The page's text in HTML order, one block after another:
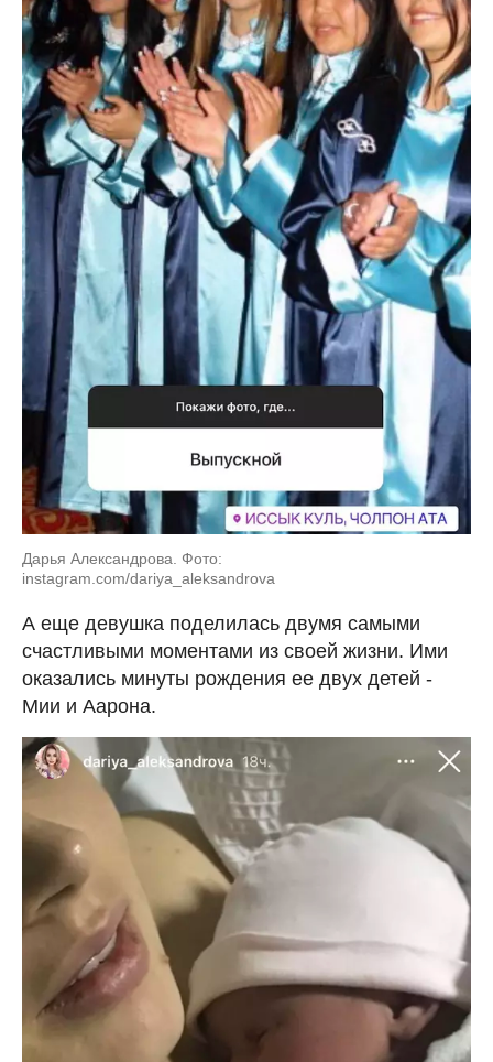
Дарья Александрова. Фото:
instagram.com/dariya_aleksandrova
А еще девушка поделилась двумя самыми
счастливыми моментами из своей жизни. Ими
оказались минуты рождения ее двух детей -
Мии и Аарона.